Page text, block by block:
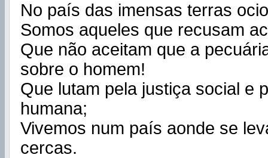
No país das imensas terras
Somos aqueles que recusam
Que não aceitam que a
sobre o homem!
Que lutam pela justiça social e
humana;
Vivemos num país aonde se
cercas.